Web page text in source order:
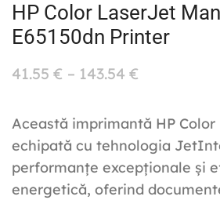
HP Color LaserJet
E65150dn Printer
41.55 € – 143.54 €
Această imprimantă HP
echipată cu tehnologia
performanțe excepționale și
energetică, oferind